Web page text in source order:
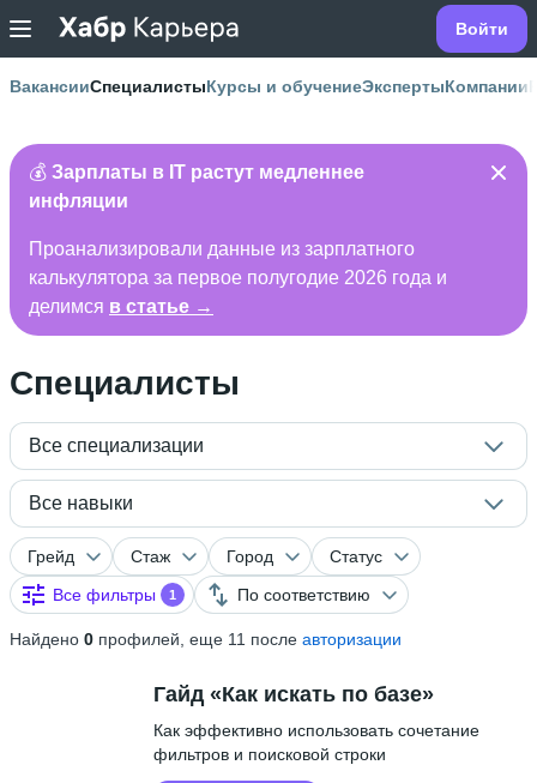
Войти
ВакансииСпециалистыКурсы и обучениеЭкспертыКомпании
💰 Зарплаты в IT растут медленнее
инфляции
Проанализировали данные из зарплатного
калькулятора за первое полугодие 2026 года и
делимся в статье →
Специалисты
Все специализации
Все навыки
Грейд Стаж Город
Статус
Все фильтры
1 По соответствию
Найдено 0 профилей, еще 11 после авторизации
Гайд «Как искать по базе»
Как эффективно использовать сочетание
фильтров и поисковой строки